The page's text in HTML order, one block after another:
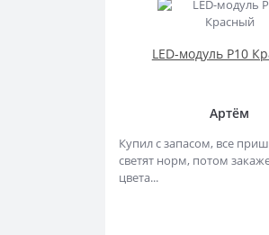
LED-модуль P10
Артём
Купил с запасом, все
светят норм, потом
цвета...